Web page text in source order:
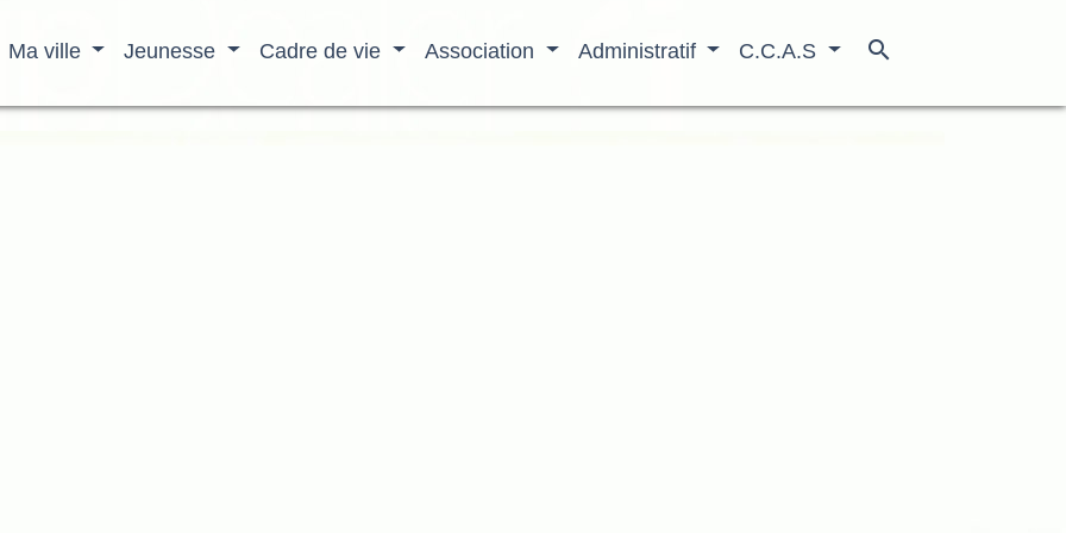
Ma ville Jeunesse Cadre de vie Association Administratif C.C.A.S search